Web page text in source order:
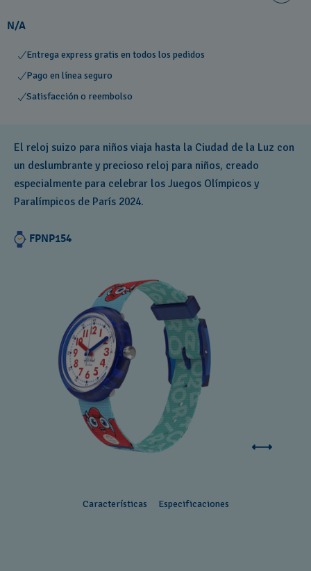
N/A
Entrega express gratis en todos los pedidos
Pago en línea seguro
Satisfacción o reembolso
El reloj suizo para niños viaja hasta la Ciudad de la Luz con
un deslumbrante y precioso reloj para niños, creado
especialmente para celebrar los Juegos Olímpicos y
Paralímpicos de París 2024.
FPNP154
Características Especificaciones